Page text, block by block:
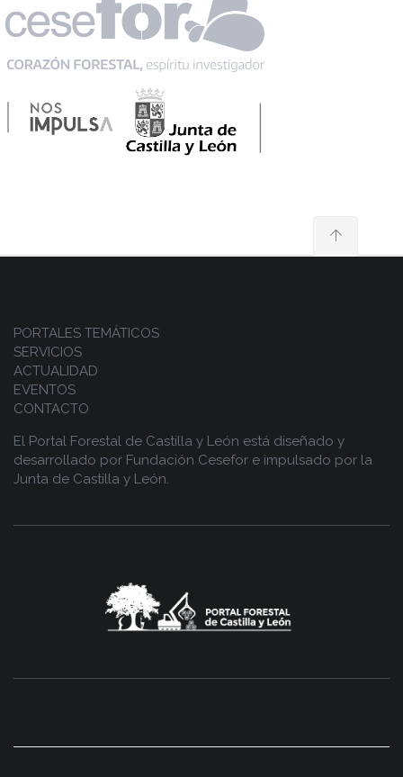
PORTALES TEMÁTICOS
SERVICIOS
ACTUALIDAD
EVENTOS
CONTACTO
El Portal Forestal de Castilla y León está diseñado y
desarrollado por Fundación Cesefor e impulsado por la
Junta de Castilla y León.